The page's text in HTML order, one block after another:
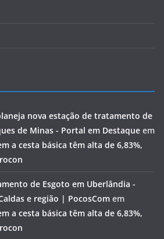
nova estação de tratamento de
de Minas - Portal em Destaque em
a cesta básica têm alta de 6,83%,
de Esgoto em Uberlândia -
e região | PocosCom em
a cesta básica têm alta de 6,83%,